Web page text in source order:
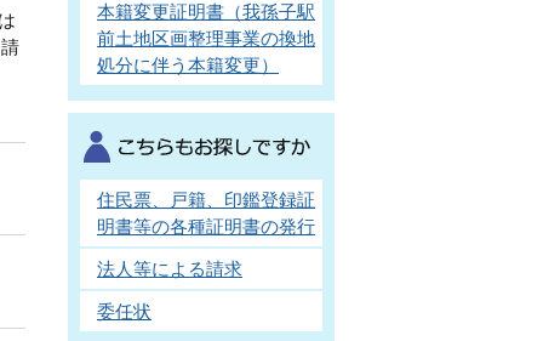
本籍変更証明書（我孫子駅
前土地区画整理事業の換地
処分に伴う本籍変更）
住民票、戸籍、印鑑登録証
明書等の各種証明書の発行
法人等による請求
委任状